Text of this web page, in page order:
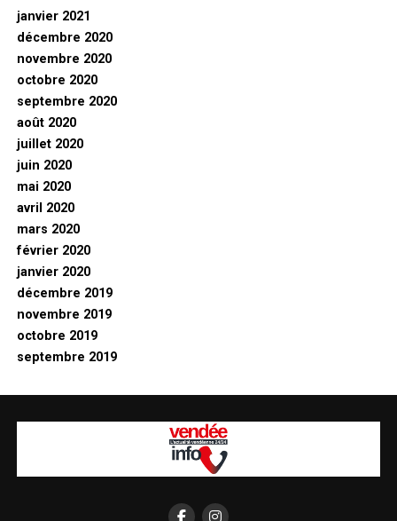
janvier 2021
décembre 2020
novembre 2020
octobre 2020
septembre 2020
août 2020
juillet 2020
juin 2020
mai 2020
avril 2020
mars 2020
février 2020
janvier 2020
décembre 2019
novembre 2019
octobre 2019
septembre 2019